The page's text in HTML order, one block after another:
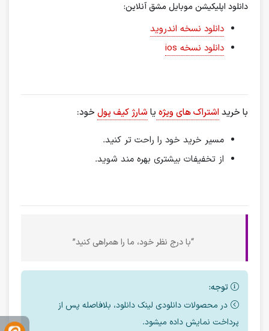
دانلود اپلیکیشن موبایل مشق آنلاین:
دانلود نسخه اندروید
دانلود نسخه ios
با خرید اشتراک های ویژه یا شارژ کیف پول خود:
مسیر خرید خود را راحت تر کنید.
از تخفیفات بیشتری بهره مند شوید.
“با درج نظر خود، ما را همراهی کنید”
توجه:
در محصولات دانلودی لینک دانلود، بلافاصله پس از
پرداخت نمایش داده میشود.